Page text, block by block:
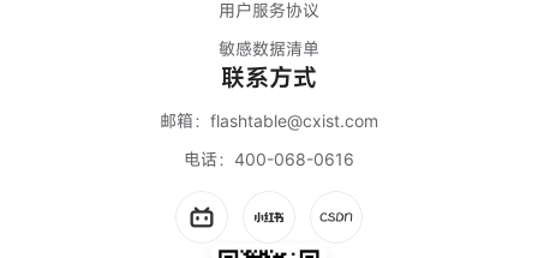
用户服务协议
敏感数据清单
联系方式
邮箱： flashtable@cxist.com
电话： 400-068-0616